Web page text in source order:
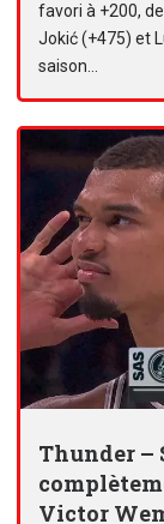
favori à +200,
Jokić (+475) et
saison...
Thunder –
Victor